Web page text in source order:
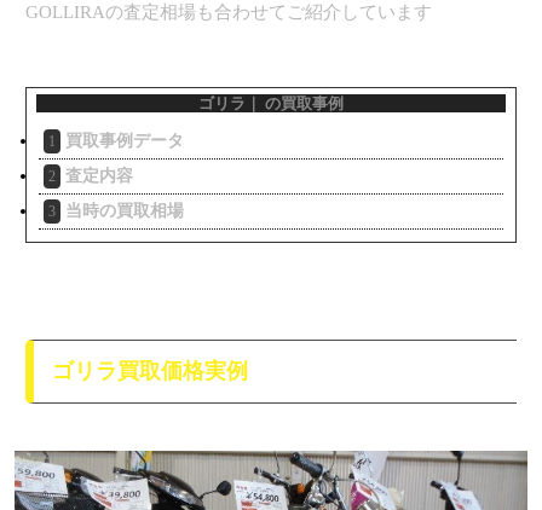
GOLLIRAの査定相場も合わせてご紹介しています
ゴリラ｜ の買取事例
1 買取事例データ
2 査定内容
3 当時の買取相場
ゴリラ買取価格実例